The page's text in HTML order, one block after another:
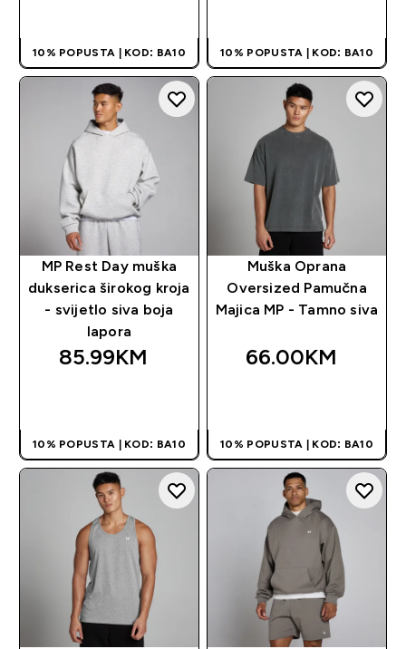
10% POPUSTA | KOD: BA10 10% POPUSTA | KOD: BA10
MP Rest Day muška
dukserica širokog kroja
- svijetlo siva boja
lapora
85.99KM‎
10% POPUSTA | KOD: BA10
Muška Oprana
Oversized Pamučna
Majica MP - Tamno siva
66.00KM‎
10% POPUSTA | KOD: BA10